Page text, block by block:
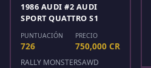
1986 AUDI #2 AUDI
SPORT QUATTRO S1
PUNTUACIÓN
726
PRECIO
750,000 CR
RALLY MONSTERSAWD